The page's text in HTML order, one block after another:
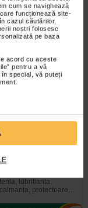
cum se navighează
funcționează site-
cazul căutărilor,
noștri folosesc
pe baza
acord cu aceste
pentru a vă
special, vă puteți
ochi Oftapic
ml, ASSISTA
lubrifianta,
protectoare…